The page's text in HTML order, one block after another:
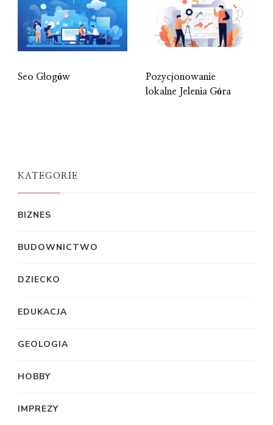
Seo Głogów
Pozycjonowanie
lokalne Jelenia Góra
KATEGORIE
BIZNES
BUDOWNICTWO
DZIECKO
EDUKACJA
GEOLOGIA
HOBBY
IMPREZY